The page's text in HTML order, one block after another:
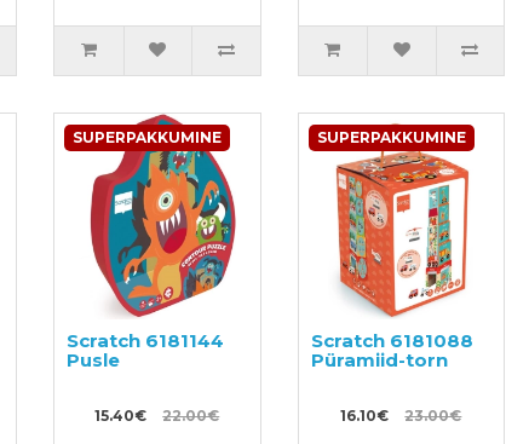
SUPERPAKKUMINE
Scratch 6181144
Pusle
15.40€ 22.00€
SUPERPAKKUMINE
Scratch 6181088
Püramiid-torn
16.10€ 23.00€